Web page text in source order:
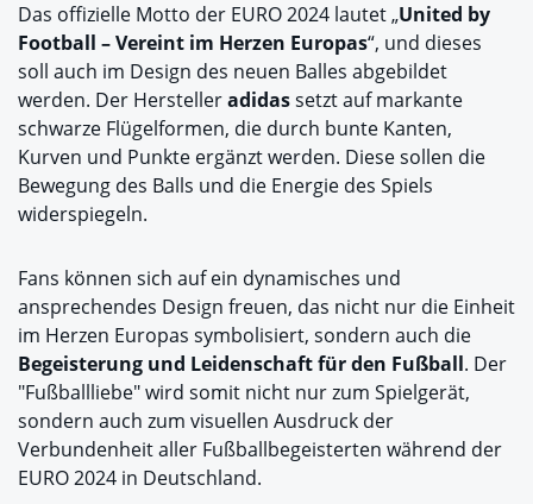
Das offizielle Motto der EURO 2024 lautet „United by
Football – Vereint im Herzen Europas“, und dieses
soll auch im Design des neuen Balles abgebildet
werden. Der Herstelleradidassetzt auf markante
schwarze Flügelformen, die durch bunte Kanten,
Kurven und Punkte ergänzt werden. Diese sollen die
Bewegung des Balls und die Energie des Spiels
widerspiegeln.
Fans können sich auf ein dynamisches und
ansprechendes Design freuen, das nicht nur die Einheit
im Herzen Europas symbolisiert, sondern auch die
Begeisterung und Leidenschaft für den Fußball. Der
"Fußballliebe" wird somit nicht nur zum Spielgerät,
sondern auch zum visuellen Ausdruck der
Verbundenheit aller Fußballbegeisterten während der
EURO 2024 in Deutschland.